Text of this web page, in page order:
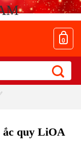
0
ắc quy LiOA